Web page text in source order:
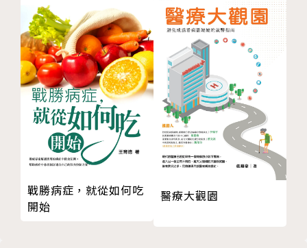
本書3大特色
‧ 快速檢測是否有顳顎關節障礙
3分鐘立即辨識高危險群
‧ 有效改善顳顎疼痛的自療技巧
12招X72式真人圖解大小痠痛全能解
‧ 全方位解痛案例幫你循線找出激痛點
上班族X學生族X家庭主婦X運動族X銀髮族全家大小各
種族群都適用！
Q耳鳴時揮之不去的嗡嗡聲，疲勞轟炸沒有診療的方法
嗎？
Q打鼾、睡眠呼吸中止，只是呼吸小毛病，不用大驚小
怪？
Q美食當前嘴巴打不開、還被嫌講話咬字不清，該怎麼
辦？
Chapter 2 你的顳顎還好嗎？
這個關節影響全身健康
顳顎關節大解析
戰勝病症，就從如何吃
開始
醫療大觀園